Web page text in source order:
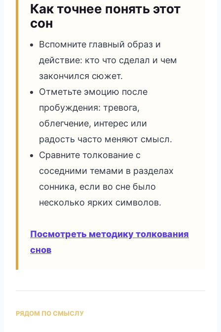
Как точнее понять этот
сон
Вспомните главный образ и
действие: кто что сделал и чем
закончился сюжет.
Отметьте эмоцию после
пробуждения: тревога,
облегчение, интерес или
радость часто меняют смысл.
Сравните толкование с
соседними темами в разделах
сонника, если во сне было
несколько ярких символов.
Посмотреть методику толкования
снов
РЯДОМ ПО СМЫСЛУ